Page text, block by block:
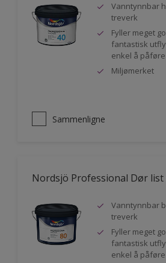
Vanntynnbar
treverk
Fyller meget
fantastisk
enkel å påføre
Miljømerket
Sammenligne
Nordsjö Professional Dør list
Vanntynnbar
treverk
Fyller meget
fantastisk
enkel å påføre